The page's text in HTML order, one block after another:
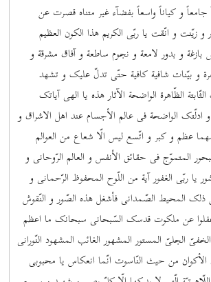
و کیاناً واسعاً بفضآء غیر متناه قصرت عن
و زیّنت و انّقت یا ربّی الکریم هذا الکون العظیم
بازغة و بدور لامعة و نجوم ساطعة و آفاق مشرقة و
و بیّنات شافیة کافیة حتّی تدلّ علیک و تشهد
الظّاهرة الواضحة الآثار هذه یا الهی آیاتک
ادلّتک الواضحة فی عالم الأجسام عند اهل الاشراق و
عظم و کبر و اتّسع لیس الّا شعاع من العوالم
المتموّج فی حقائق الأنفس و العالم الرّوحانی و
یا ربّی الغفور آیة من اللّوح المحفوظ الرّحمانی و
ذلک المحیط الصّمدانی فأشغل هذه الصّور و النّقوش
عن ملکوت قدسک السّبحانی سبحانک ما اعظم
الجلیّ المستور المشهور الغائب المشهود النّورانی
الأکوان من حیث النّاسوت انّما انعکاس یا محبوبی